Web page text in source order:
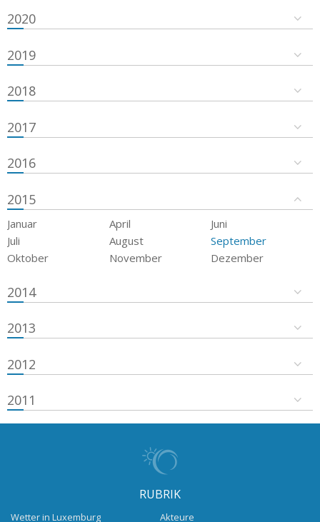
2020
2019
2018
2017
2016
2015
Januar April
Juni
Juli
August
September
Oktober
November Dezember
2014
2013
2012
2011
RUBRIK
Wetter in Luxemburg
Akteure